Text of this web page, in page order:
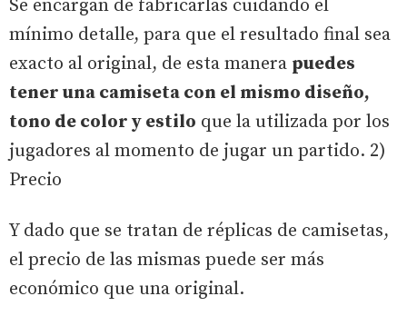
Se encargan de fabricarlas cuidando el
mínimo detalle, para que el resultado final sea
exacto al original, de esta manera puedes
tener una camiseta con el mismo diseño,
tono de color y estilo que la utilizada por los
jugadores al momento de jugar un partido. 2)
Precio
Y dado que se tratan de réplicas de camisetas,
el precio de las mismas puede ser más
económico que una original.